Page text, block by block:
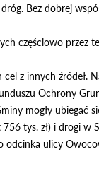
Bez dobrej
częściowo przez
z innych źródeł.
Ochrony
mogły ubiegać
tys. zł) i drogi w
odcinka ulicy